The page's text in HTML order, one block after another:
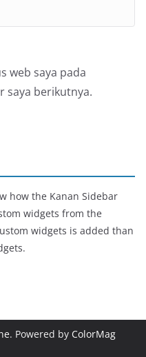
web saya pada
saya berikutnya.
how the Kanan Sidebar
widgets from the
widgets is added than
. Powered by ColorMag